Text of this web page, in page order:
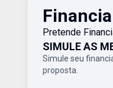
Pretende
SIMULE AS
Simule seu
proposta.